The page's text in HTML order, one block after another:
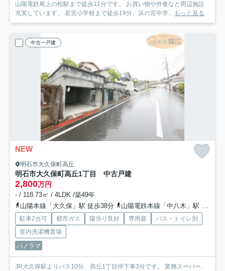
山陽電鉄尾上の松駅まで徒歩11分です。 お買い物や外食など周辺施設
充実しています。 若宮小学校まで徒歩19分、浜の宮中学... もっと見る
中古一戸建
NEW
明石市大久保町高丘
明石市大久保町高丘1丁目 中古戸建
2,800万円
- / 118.73㎡ / 4LDK /築49年
山陽本線「大久保」駅 徒歩38分
山陽電鉄本線「中八木」駅 徒歩58分
駐車2台可 都市ガス 陽当り良好 専用庭
バス・トイレ別
室内洗濯機置場
パノラマ
JR大久保駅よりバス10分、高丘1丁目停下車3分です。 業務スーパー、